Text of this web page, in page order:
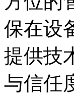
保在设
提供技
与信任